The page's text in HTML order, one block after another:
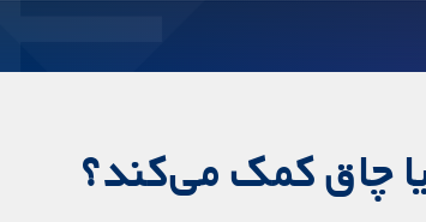
چاق کمک می‌کند؟